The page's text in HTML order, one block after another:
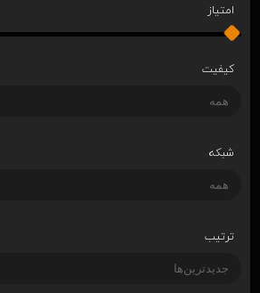
امتیاز
کیفیت
شبکه
ترتیب